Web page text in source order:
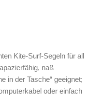
Kite-Surf-Segeln für all
naß
in der Tasche“ geeignet;
oder einfach